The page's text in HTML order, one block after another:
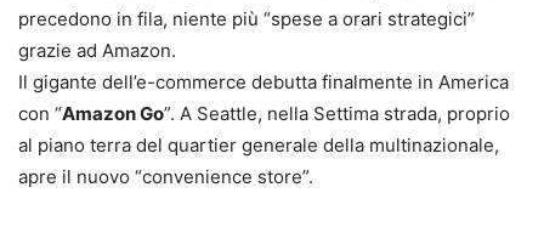
precedono in fila, niente più “spese a orari strategici”
grazie ad Amazon.
Il gigante dell’e-commerce debutta finalmente in America
con “Amazon Go”. A Seattle, nella Settima strada, proprio
al piano terra del quartier generale della multinazionale,
apre il nuovo “convenience store”.